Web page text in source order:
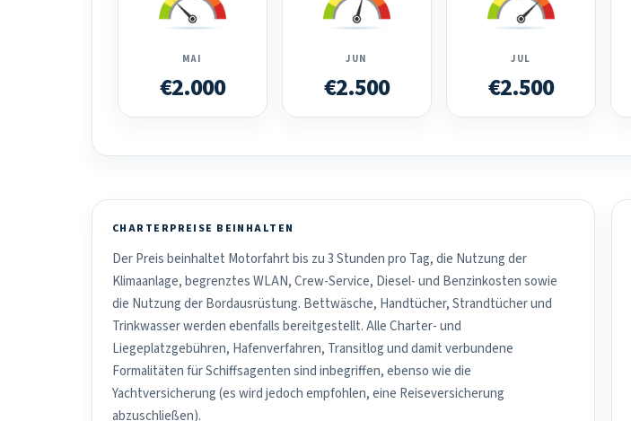
MAI
€2.000
JUN
€2.500
JUL
€2.500
CHARTERPREISE BEINHALTEN
Der Preis beinhaltet Motorfahrt bis zu 3 Stunden pro Tag, die Nutzung der
Klimaanlage, begrenztes WLAN, Crew-Service, Diesel- und Benzinkosten sowie
die Nutzung der Bordausrüstung. Bettwäsche, Handtücher, Strandtücher und
Trinkwasser werden ebenfalls bereitgestellt. Alle Charter- und
Liegeplatzgebühren, Hafenverfahren, Transitlog und damit verbundene
Formalitäten für Schiffsagenten sind inbegriffen, ebenso wie die
Yachtversicherung (es wird jedoch empfohlen, eine Reiseversicherung
abzuschließen).